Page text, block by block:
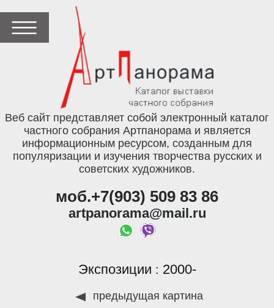
Веб сайт представляет собой электронный каталог
частного собрания Артпанорама и является
информационным ресурсом, созданным для
популяризации и изучения творчества русских и
советских художников.
моб.+7(903) 509 83 86
artpanorama@mail.ru
Экспозиции : 2000-
предыдущая картина